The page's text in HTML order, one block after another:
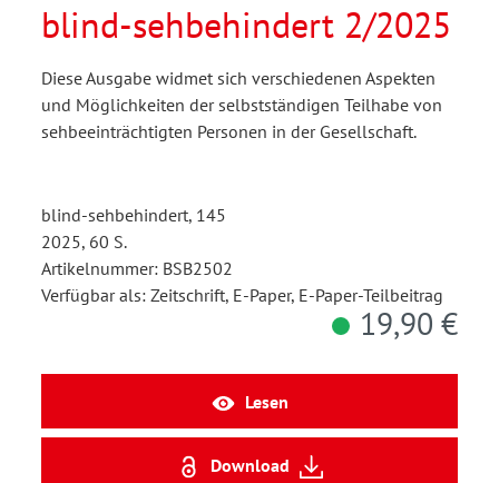
blind-sehbehindert 2/2025
Diese Ausgabe widmet sich verschiedenen Aspekten
und Möglichkeiten der selbstständigen Teilhabe von
sehbeeinträchtigten Personen in der Gesellschaft.
blind-sehbehindert, 145
2025, 60 S.
Artikelnummer: BSB2502
Verfügbar als: Zeitschrift, E-Paper, E-Paper-Teilbeitrag
19,90 €
Lesen
Download